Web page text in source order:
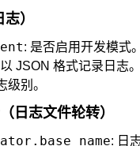
）
: 是否启用开发模式。
JSON 格式记录日志。
级别。
日志文件轮转）
: 日